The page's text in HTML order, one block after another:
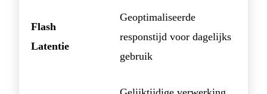
Flash
Latentie
Geoptimaliseerde
responstijd voor dagelijks
gebruik